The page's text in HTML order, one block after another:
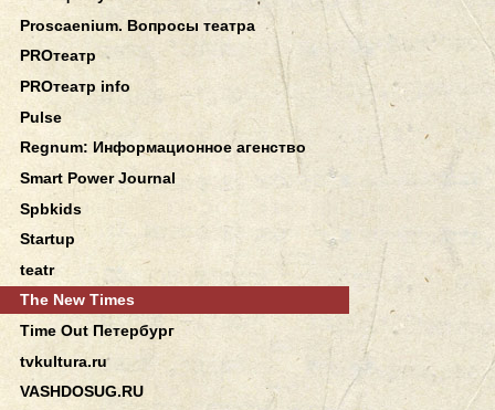
Proscaenium. Вопросы театра
PROтеатр
PROтеатр info
Pulse
Regnum: Информационное агенство
Smart Power Journal
Spbkids
Startup
teatr
The New Times
Time Out Петербург
tvkultura.ru
VASHDOSUG.RU